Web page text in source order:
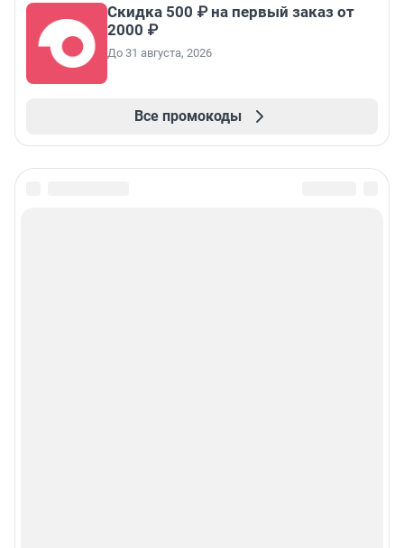
Скидка 500 ₽ на первый заказ от
2000 ₽
До 31 августа, 2026
Все промокоды